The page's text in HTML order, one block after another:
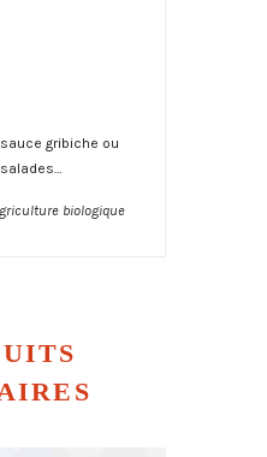
gribiche ou
biologique